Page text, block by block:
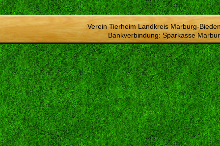
Verein Tierheim Landkreis Marburg-
Bankverbindung: Sparkasse